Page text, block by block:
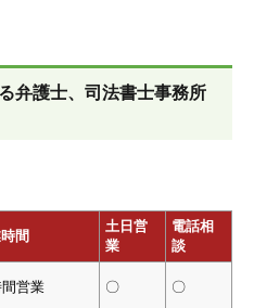
弁護士、司法書士事務所
間
土日営
業
電話相
談
間営業 〇 〇